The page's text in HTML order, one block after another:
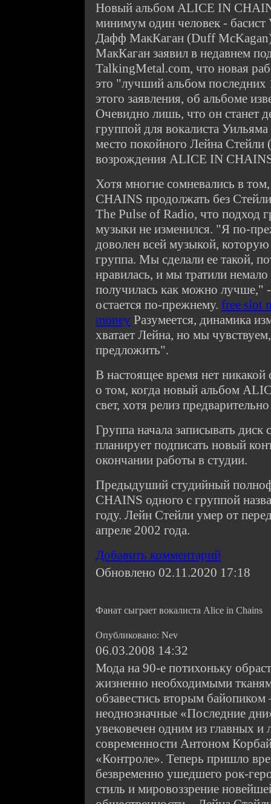
Новый альбом ALICE IN
минимум один человек -
Дафф МакКаган (Duff
МакКаган заявил в недавнем
TalkingMetal.com, что новая
это "лучший альбом последних
этого заявления, об альбоме
Очевидно лишь, что он станет
группой для вокалиста
место покойного Лейна Стейли
возрождения ALICE IN
Хотя многие сомневались в
CHAINS продолжать без
The Pulse of Radio, что подход
музыки не изменился. "Я по-
доволен всей музыкой, которую
группа. Мы сделали ее такой,
нравилась, и мы тратили
получилась как можно лучше,"
остается по-прежнему. free slot
money Разумеется, динамика
хватает Лейна, но мы
предложить".
В настоящее время нет
о том, когда новый альбом
свет, хотя релиз
Группа начала записывать диск
планирует подписать новый
окончании работы в студии.
Предыдуший студийный
CHAINS одного с группой
году. Лейн Стейли умер от
апреле 2002 года.
Добавить комментарий
Обновлено 02.11.2020 17:18
Фанат сыграет вокалиста Alice in Chains
Опубликовано: Nev
06.03.2008 14:32
Мода на 90-е потихоньку
жизненно необходимыми
обзавестись вторым
неоднозначные «Последние
увековечен одним из главных
современности Антоном
«Контроле». Теперь пришло
безвременно ушедшего рок-
стиль и мировоззрение